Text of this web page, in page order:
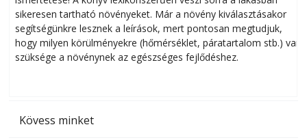
sikeresen tart­ha­tó növényeket. Már a növény kiválasztásakor
segítségünkre lesznek a leírások, mert pontosan megtudjuk,
hogy milyen körülményekre (hőmérséklet, páratartalom stb.) van
szüksége a növénynek az egészséges fejlődéshez.
Kövess minket